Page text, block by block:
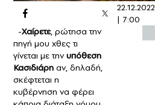
22.12.2022
| 7:00
-Χαίρετε, ρώτησα την
πηγή μου χθες τι
γίνεται με τηνυπόθεση
Κασιδιάρη αν, δηλαδή,
σκέφτεται η
κυβέρνηση να φέρει